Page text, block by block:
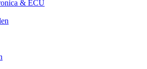
& ECU